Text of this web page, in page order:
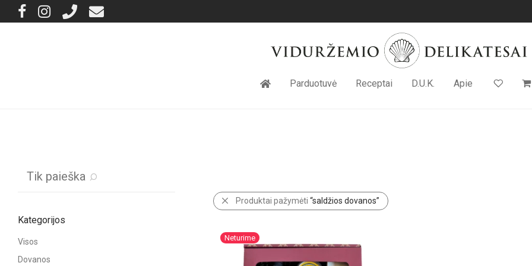
Parduotuvė Receptai D.U.K. Apie
Tik paieška
Kategorijos
Visos
Dovanos
Produktai pažymėti “saldžios dovanos”